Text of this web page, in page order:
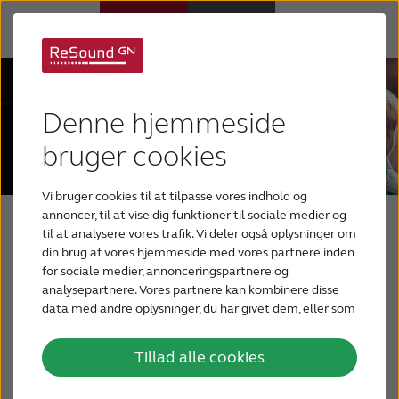
Denne hjemmeside
bruger cookies
Vi bruger cookies til at tilpasse vores indhold og
annoncer, til at vise dig funktioner til sociale medier og
til at analysere vores trafik. Vi deler også oplysninger om
din brug af vores hjemmeside med vores partnere inden
for sociale medier, annonceringspartnere og
analysepartnere. Vores partnere kan kombinere disse
data med andre oplysninger, du har givet dem, eller som
Tillad alle cookies
Høretab
Support
Om os
Blog
BLIV TESTPERSON
Din blog om hørelse
En blog for mennesker, der har, eller som har
mistanke om, et høretab. Og for deres
for bedre at forstå deres kære med nedsat
hørelse.